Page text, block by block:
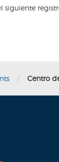
siguiente
/ Centro